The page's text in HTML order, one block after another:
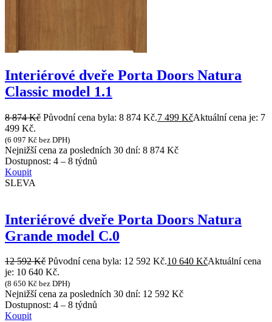
Interiérové dveře Porta Doors Natura
Classic model 1.1
8 874Kč Původní cena byla: 8 874 Kč.7 499 KčAktuální cena je: 7
499 Kč.
(6 097 Kč bez DPH)
Nejnižší cena za posledních 30 dní: 8 874 Kč
Dostupnost: 4 – 8 týdnů
Koupit
SLEVA
Interiérové dveře Porta Doors Natura
Grande model C.0
12 592Kč Původní cena byla: 12 592 Kč.10 640 KčAktuální cena
je: 10 640 Kč.
(8 650 Kč bez DPH)
Nejnižší cena za posledních 30 dní: 12 592 Kč
Dostupnost: 4 – 8 týdnů
Koupit